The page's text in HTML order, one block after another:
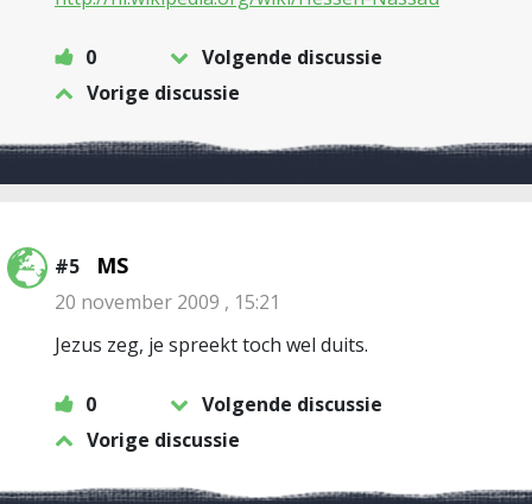
0
Volgende discussie
Vorige discussie
#5 MS
20 november 2009 , 15:21
Jezus zeg, je spreekt toch wel duits.
0
Volgende discussie
Vorige discussie